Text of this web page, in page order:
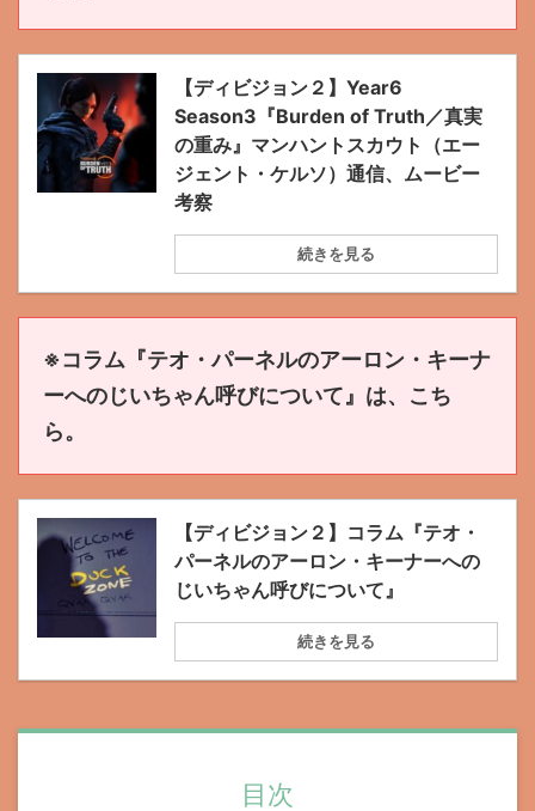
【ディビジョン２】Year6
Season3『Burden of Truth／真実
の重み』マンハントスカウト（エー
ジェント・ケルソ）通信、ムービー
考察
続きを見る
※コラム『テオ・パーネルのアーロン・キーナ
ーへのじいちゃん呼びについて』は、こち
ら。
【ディビジョン２】コラム『テオ・
パーネルのアーロン・キーナーへの
じいちゃん呼びについて』
続きを見る
目次